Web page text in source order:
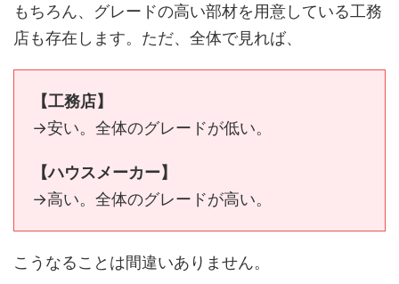
もちろん、グレードの高い部材を用意している工務
店も存在します。ただ、全体で見れば、
【工務店】
→安い。全体のグレードが低い。
【ハウスメーカー】
→高い。全体のグレードが高い。
こうなることは間違いありません。